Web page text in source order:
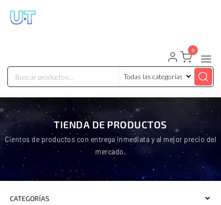
0
TIENDA DE PRODUCTOS
Cientos de productos con entrega inmediata y al mejor precio del
mercado.
CATEGORÍAS